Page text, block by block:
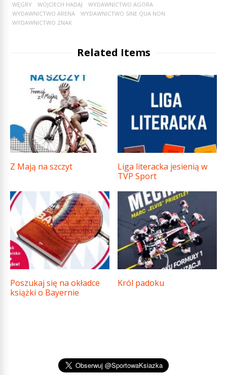
WĘGRY
WOJCIECH HADAJ
WYDAWNICTWO AGORA
WYDAWNICTWO ARENA
WYDAWNICTWO SINE QUA NON
WYDAWNICTWO ZNAK
Related Items
Z Mają na szczyt
Liga literacka jesienią w
TVP Sport
Poszukaj się na okładce
książki o Bayernie
Król padoku